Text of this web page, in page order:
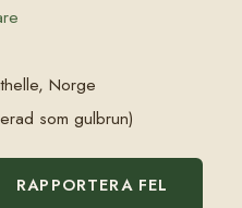
Norge
som gulbrun)
RAPPORTERA FEL